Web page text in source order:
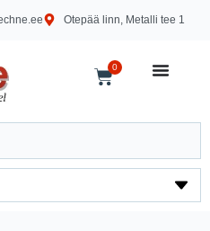
Otepää linn, Metalli tee 1
0